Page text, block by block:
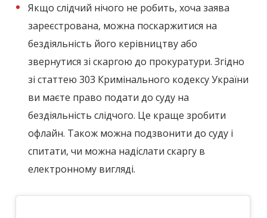
Якщо слідчий нічого не робить, хоча заява
зареєстрована, можна поскаржитися на
бездіяльність його керівництву або
звернутися зі скаргою до прокуратури. Згідно
зі статтею 303 Кримінального кодексу України
ви маєте право подати до суду на
бездіяльність слідчого. Це краще зробити
офлайн. Також можна подзвонити до суду і
спитати, чи можна надіслати скаргу в
електронному вигляді.